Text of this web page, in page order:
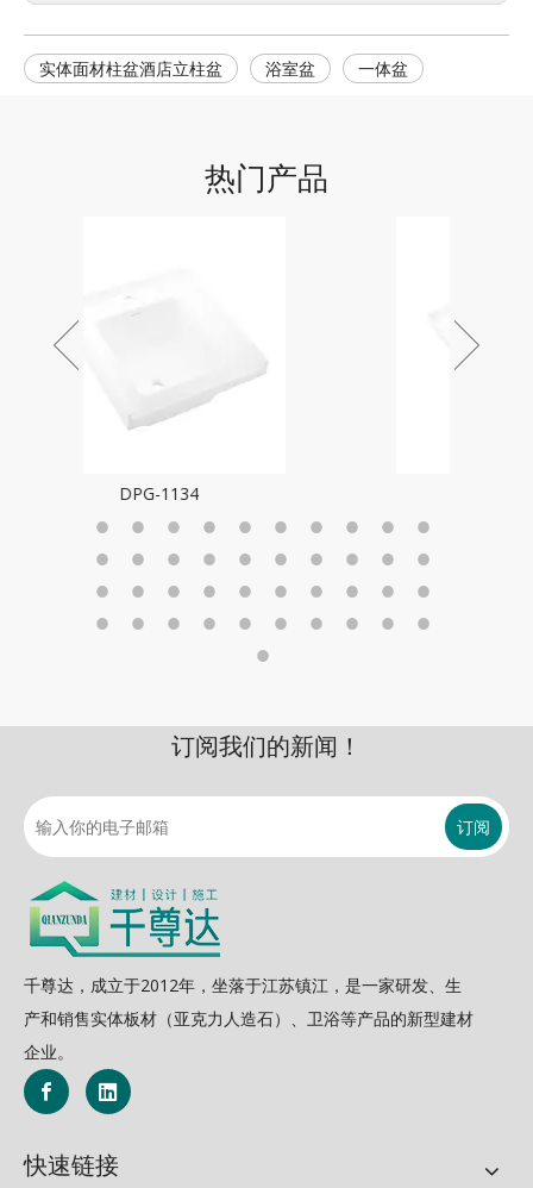
实体面材柱盆酒店立柱盆 浴室盆 一体盆
热门产品
订阅我们的新闻！
订阅
千尊达，成立于2012年，坐落于江苏镇江，是一家研发、生
产和销售实体板材（亚克力人造石）、卫浴等产品的新型建材
企业。
快速链接